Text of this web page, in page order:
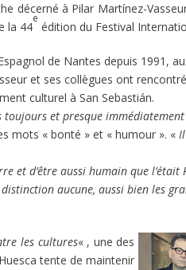
décerné à Pilar Martínez-
la 44
e
édition du Festival
de Nantes depuis 1991,
et ses collègues ont
culturel à San Sebastián.
et presque immédiatement
mots « bonté » et « humour ». «
d’être aussi humain que l’était
aucune, aussi bien les
les cultures« , une des
tente de maintenir